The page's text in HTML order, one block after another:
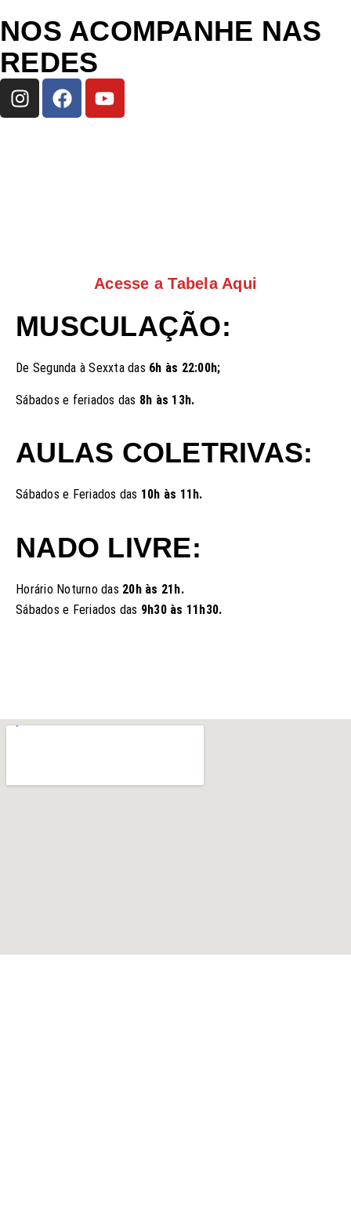
NOS ACOMPANHE NAS
REDES
Acesse a Tabela Aqui
MUSCULAÇÃO:
De Segunda à Sexxta das 6h às 22:00h;
Sábados e feriados das 8h às 13h.
AULAS COLETRIVAS:
Sábados e Feriados das 10h às 11h.
NADO LIVRE:
Horário Noturno das 20h às 21h.
Sábados e Feriados das 9h30 às 11h30.